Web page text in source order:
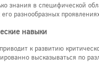
знания в специфической
его разнообразных
навыки
к развитию
высказываться по